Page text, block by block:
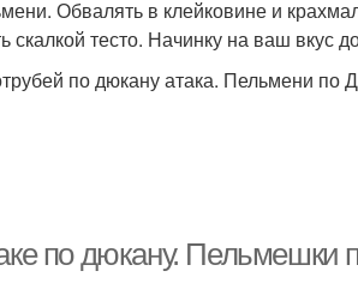
Обвалять в клейковине и
скалкой тесто. Начинку на ваш вкус
по дюкану атака. Пельмени по
по дюкану. Пельмешки